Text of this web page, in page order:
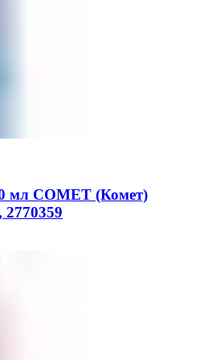
мл COMET (Комет)
2770359